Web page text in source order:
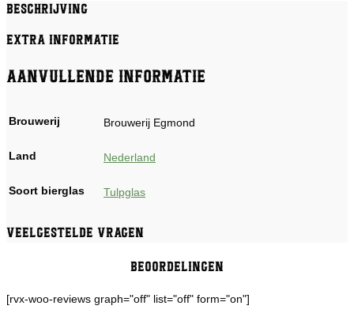
Beschrijving
Extra informatie
Aanvullende informatie
Brouwerij Brouwerij Egmond
Land Nederland
Soort bierglas Tulpglas
Veelgestelde vragen
Beoordelingen
[rvx-woo-reviews graph="off" list="off" form="on"]